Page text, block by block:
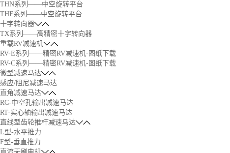
THN系列——中空旋转平台
THF系列——中空旋转平台
十字转向器
TX系列——高精密十字转向器
重载RV减速机
RV-E系列——精密RV减速机-图纸下载
RV-C系列——精密RV减速机-图纸下载
微型减速马达
感应/阻尼减速马达
直角减速马达
RC-中空孔输出减速马达
RT-实心轴输出减速马达
直线型齿轮推杆减速马达
L型-水平推力
F型-垂直推力